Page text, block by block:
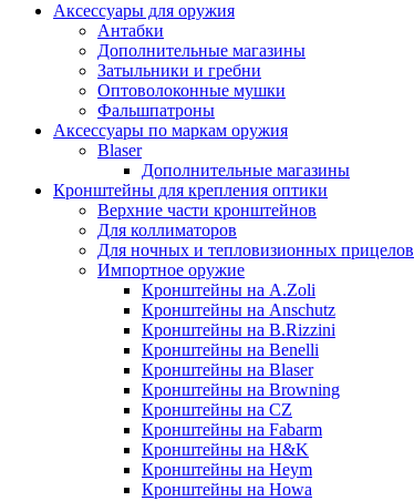
Аксессуары для оружия
Антабки
Дополнительные магазины
Затыльники и гребни
Оптоволоконные мушки
Фальшпатроны
Аксессуары по маркам оружия
Blaser
Дополнительные магазины
Кронштейны для крепления оптики
Верхние части кронштейнов
Для коллиматоров
Для ночных и тепловизионных прицелов
Импортное оружие
Кронштейны на A.Zoli
Кронштейны на Anschutz
Кронштейны на B.Rizzini
Кронштейны на Benelli
Кронштейны на Blaser
Кронштейны на Browning
Кронштейны на CZ
Кронштейны на Fabarm
Кронштейны на H&K
Кронштейны на Heym
Кронштейны на Howa